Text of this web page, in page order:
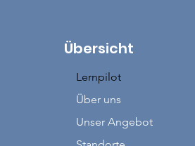
Übersicht
Lernpilot
Über uns
Unser Angebot